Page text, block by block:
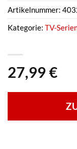
27,99 €
Artikelnummer:
Kategorie: TV-